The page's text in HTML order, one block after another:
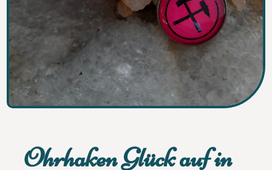
Ohrhaken Glück auf in